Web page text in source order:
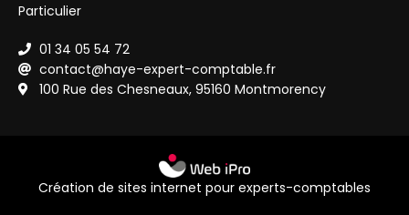
Particulier
01 34 05 54 72
contact@haye-expert-comptable.fr
100 Rue des Chesneaux, 95160 Montmorency
Création de sites internet pour experts-comptables